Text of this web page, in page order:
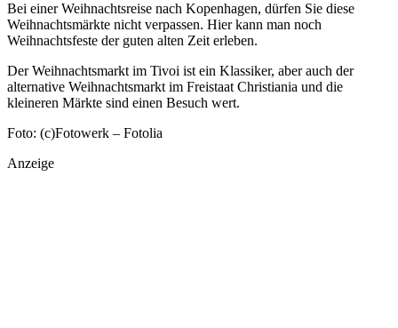
Bei einer Weihnachtsreise nach Kopenhagen, dürfen Sie diese
Weihnachtsmärkte nicht verpassen. Hier kann man noch
Weihnachtsfeste der guten alten Zeit erleben.
Der Weihnachtsmarkt im Tivoi ist ein Klassiker, aber auch der
alternative Weihnachtsmarkt im Freistaat Christiania und die
kleineren Märkte sind einen Besuch wert.
Foto: (c)Fotowerk – Fotolia
Anzeige